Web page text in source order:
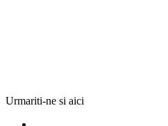
Urmariti-ne si aici